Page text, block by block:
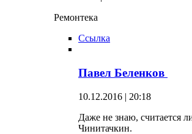
Ремонтека
Ссылка
Павел Беленков
10.12.2016 | 20:18
Даже не знаю, считается
Чинитачкин.